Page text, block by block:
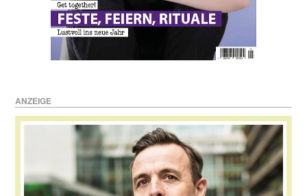
ANZEIGE